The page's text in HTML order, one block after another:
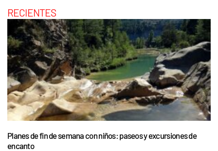
RECIENTES
Planes de fin de semana con niños: paseos y excursiones de
encanto